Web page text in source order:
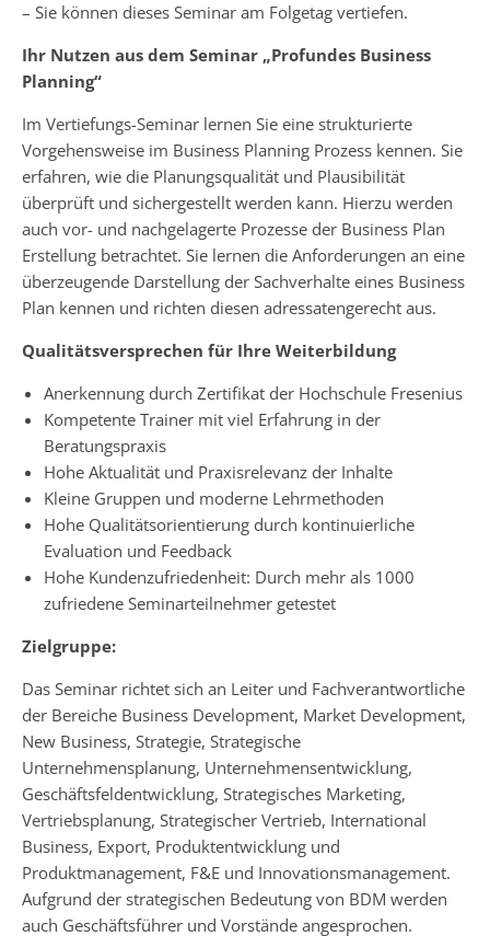
– Sie können dieses Seminar am Folgetag vertiefen.
Ihr Nutzen aus dem Seminar „Profundes Business
Planning“
Im Vertiefungs-Seminar lernen Sie eine strukturierte
Vorgehensweise im Business Planning Prozess kennen. Sie
erfahren, wie die Planungsqualität und Plausibilität
überprüft und sichergestellt werden kann. Hierzu werden
auch vor- und nachgelagerte Prozesse der Business Plan
Erstellung betrachtet. Sie lernen die Anforderungen an eine
überzeugende Darstellung der Sachverhalte eines Business
Plan kennen und richten diesen adressatengerecht aus.
Qualitätsversprechen für Ihre Weiterbildung
Anerkennung durch Zertifikat der Hochschule Fresenius
Kompetente Trainer mit viel Erfahrung in der
Beratungspraxis
Hohe Aktualität und Praxisrelevanz der Inhalte
Kleine Gruppen und moderne Lehrmethoden
Hohe Qualitätsorientierung durch kontinuierliche
Evaluation und Feedback
Hohe Kundenzufriedenheit: Durch mehr als 1000
zufriedene Seminarteilnehmer getestet
Zielgruppe:
Das Seminar richtet sich an Leiter und Fachverantwortliche
der Bereiche Business Development, Market Development,
New Business, Strategie, Strategische
Unternehmensplanung, Unternehmensentwicklung,
Geschäftsfeldentwicklung, Strategisches Marketing,
Vertriebsplanung, Strategischer Vertrieb, International
Business, Export, Produktentwicklung und
Produktmanagement, F&E und Innovationsmanagement.
Aufgrund der strategischen Bedeutung von BDM werden
auch Geschäftsführer und Vorstände angesprochen.